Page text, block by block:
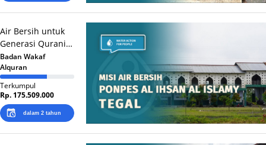
Air Bersih untuk
Generasi Qurani
di Ponpes Al Ihsan
Al Islamy Tegal
Badan Wakaf
Alquran
Terkumpul
Rp. 175.509.000
dalam 2 tahun